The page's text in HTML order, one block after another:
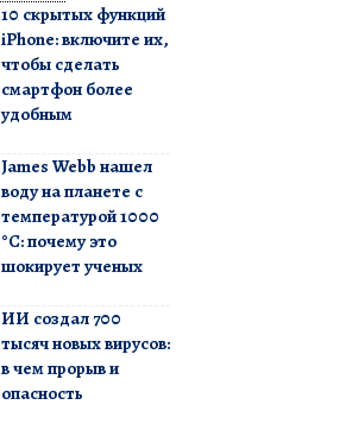
10 скрытых функций
iPhone: включите их,
чтобы сделать
смартфон более
удобным
James Webb нашел
воду на планете с
температурой 1000
°C: почему это
шокирует ученых
ИИ создал 700
тысяч новых вирусов:
в чем прорыв и
опасность